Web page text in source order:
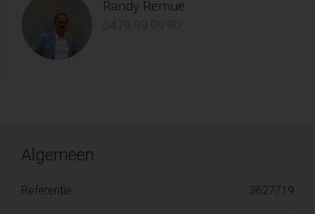
Randy Remue
0479 99 99 90
Algemeen
Referentie 3627719